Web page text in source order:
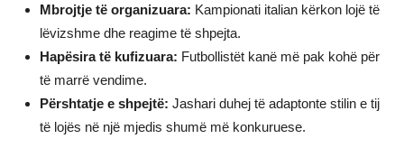
Mbrojtje të organizuara: Kampionati italian kërkon lojë të
lëvizshme dhe reagime të shpejta.
Hapësira të kufizuara: Futbollistët kanë më pak kohë për
të marrë vendime.
Përshtatje e shpejtë: Jashari duhej të adaptonte stilin e tij
të lojës në një mjedis shumë më konkuruese.